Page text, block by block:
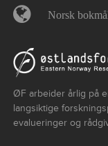
Norsk
ØF arbeider årlig på
langsiktige
evalueringer og